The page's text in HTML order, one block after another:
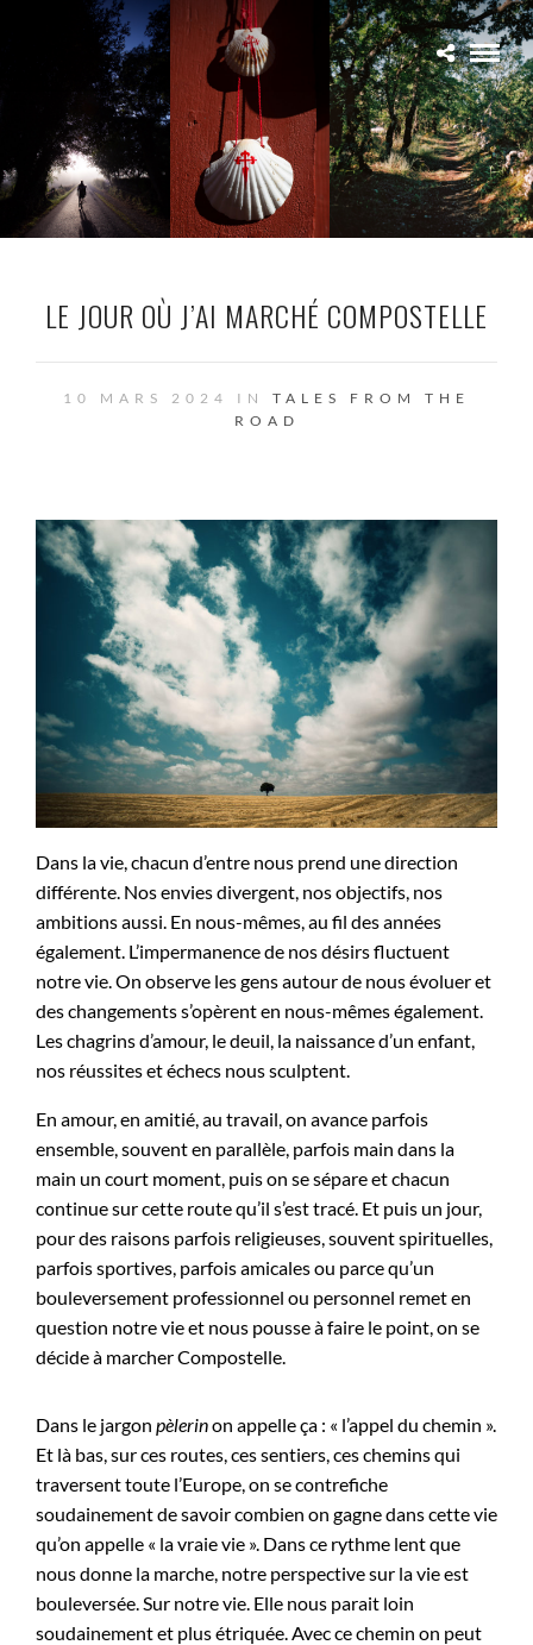
LE JOUR OÙ J’AI MARCHÉ COMPOSTELLE
10 MARS 2024 IN TALES FROM THE
ROAD
Dans la vie, chacun d’entre nous prend une direction
différente. Nos envies divergent, nos objectifs, nos
ambitions aussi. En nous-mêmes, au fil des années
également. L’impermanence de nos désirs fluctuent
notre vie. On observe les gens autour de nous évoluer et
des changements s’opèrent en nous-mêmes également.
Les chagrins d’amour, le deuil, la naissance d’un enfant,
nos réussites et échecs nous sculptent.
En amour, en amitié, au travail, on avance parfois
ensemble, souvent en parallèle, parfois main dans la
main un court moment, puis on se sépare et chacun
continue sur cette route qu’il s’est tracé. Et puis un jour,
pour des raisons parfois religieuses, souvent spirituelles,
parfois sportives, parfois amicales ou parce qu’un
bouleversement professionnel ou personnel remet en
question notre vie et nous pousse à faire le point, on se
décide à marcher Compostelle.
Dans le jargon pèlerinon appelle ça : « l’appel du chemin ».
Et là bas, sur ces routes, ces sentiers, ces chemins qui
traversent toute l’Europe, on se contrefiche
soudainement de savoir combien on gagne dans cette vie
qu’on appelle « la vraie vie ». Dans ce rythme lent que
nous donne la marche, notre perspective sur la vie est
bouleversée. Sur notre vie. Elle nous parait loin
soudainement et plus étriquée. Avec ce chemin on peut